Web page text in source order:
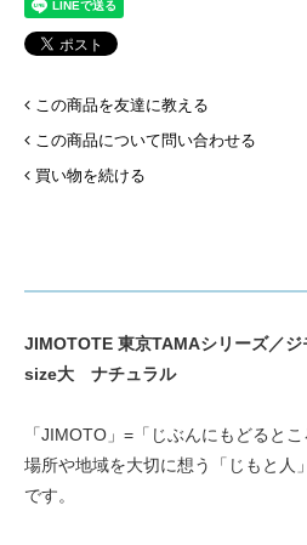
この商品を友達に教える
この商品について問い合わせる
買い物を続ける
JIMOTOTE 東京TAMAシリーズ／
size大 ナチュラル
「JIMOTO」=「じぶんにもどると
場所や地域を大切に想う「じもと人
です。